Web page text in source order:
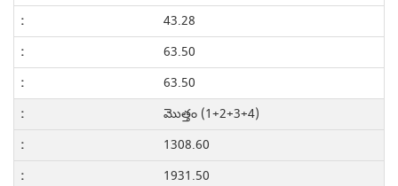
43.28
63.50
63.50
మొత్తం (1+2+3+4)
1308.60
1931.50